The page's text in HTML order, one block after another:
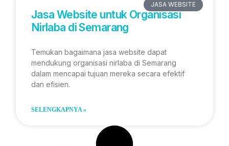
JASA WEBSITE
Jasa Website untuk Organisasi
Nirlaba di Semarang
Temukan bagaimana jasa website dapat
mendukung organisasi nirlaba di Semarang
dalam mencapai tujuan mereka secara efektif
dan efisien.
SELENGKAPNYA »